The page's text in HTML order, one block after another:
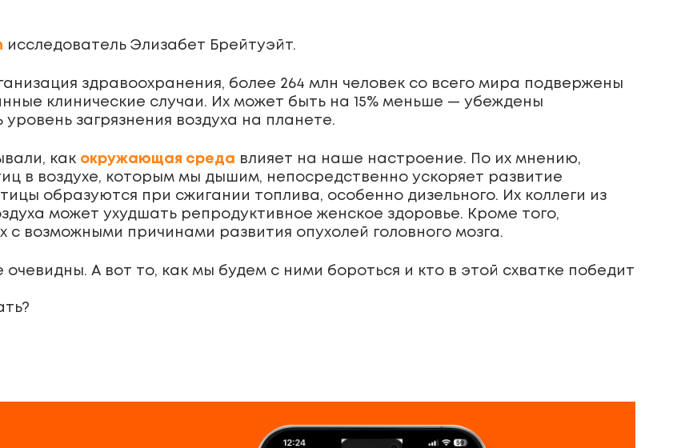
исследователь Элизабет Брейтуэйт.
здравоохранения, более 264 млн человек со всего мира подвержены
клинические случаи. Их может быть на 15% меньше — убеждены
загрязнения воздуха на планете.
как окружающая среда влияет на наше настроение. По их мнению,
в воздухе, которым мы дышим, непосредственно ускоряет развитие
образуются при сжигании топлива, особенно дизельного. Их коллеги из
может ухудшать репродуктивное женское здоровье. Кроме того,
с возможными причинами развития опухолей головного мозга.
очевидны. А вот то, как мы будем с ними бороться и кто в этой схватке победит